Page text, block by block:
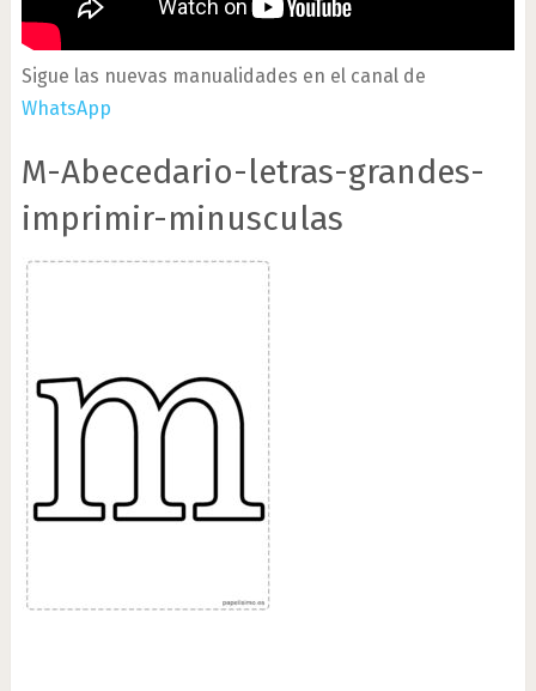
Sigue las nuevas manualidades en el canal de
WhatsApp
M-Abecedario-letras-grandes-
imprimir-minusculas